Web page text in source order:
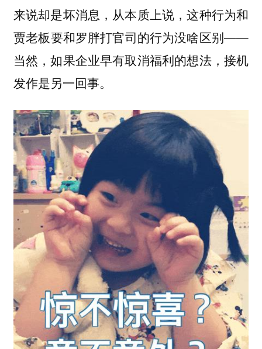
来说却是坏消息，从本质上说，这种行为和
贾老板要和罗胖打官司的行为没啥区别——
当然，如果企业早有取消福利的想法，接机
发作是另一回事。